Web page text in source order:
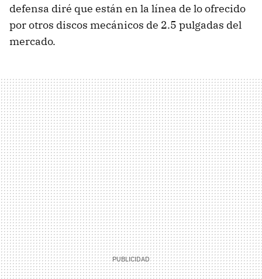
defensa diré que están en la línea de lo ofrecido
por otros discos mecánicos de 2.5 pulgadas del
mercado.